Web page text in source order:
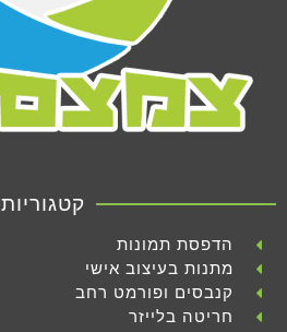
קטגוריות
הדפסת תמונות
מתנות בעיצוב אישי
קנבסים ופורמט רחב
חריטה בלייזר